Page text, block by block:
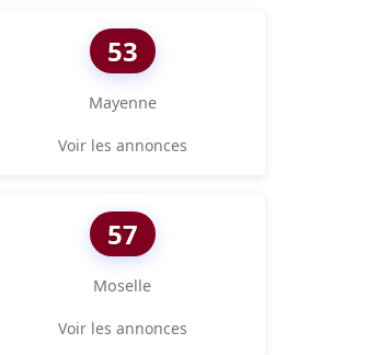
53
Mayenne
Voir les annonces
57
Moselle
Voir les annonces